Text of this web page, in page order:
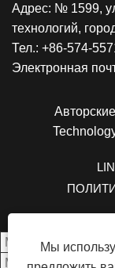
Мы
Адрес: № 1599,
технологий,
Тел.: +86-574-
Электронная
Модель
Мощность